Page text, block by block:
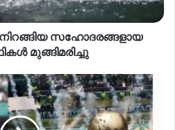
സഹോദരങ്ങളായ
മുങ്ങിമരിച്ചു